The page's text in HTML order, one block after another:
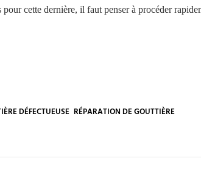
cette dernière, il faut penser à procéder
DÉFECTUEUSE RÉPARATION DE GOUTTIÈRE